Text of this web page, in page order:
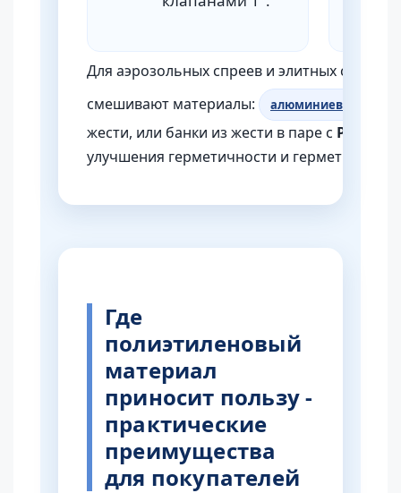
Для аэрозольных спреев и элитных свечей
смешивают материалы:
алюминиевые
жести, или банки из жести в паре с PE
улучшения герметичности и герметизации
Где
полиэтиленовый
материал
приносит пользу -
практические
преимущества
для покупателей